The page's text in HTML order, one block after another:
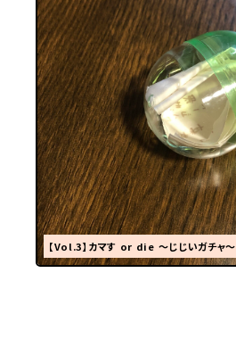
【Vol.3】カマす or die ～じじいガチャ～